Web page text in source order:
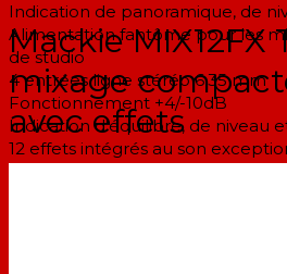
Indication de panoramique, de
Alimentation fantôme pour les
de studio
4 entrées ligne stéréo 6,35 mm
Fonctionnement +4/-10dB
Indication d'équilibre, de niveau
12 effets intégrés au son
Mackie MIX12FX
mixage
avec effets